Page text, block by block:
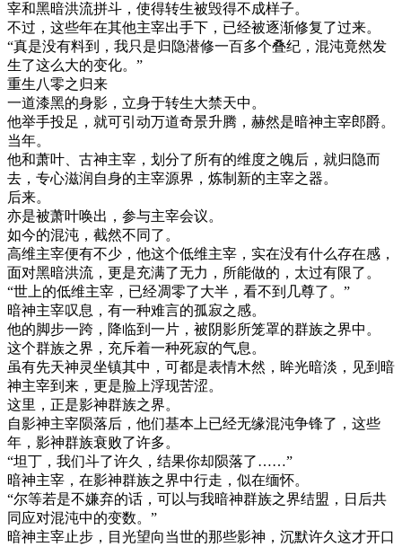
宰和黑暗洪流拼斗，使得转生被毁得不成样子。
不过，这些年在其他主宰出手下，已经被逐渐修复了过来。
“真是没有料到，我只是归隐潜修一百多个叠纪，混沌竟然发
生了这么大的变化。”
重生八零之归来
一道漆黑的身影，立身于转生大禁天中。
他举手投足，就可引动万道奇景升腾，赫然是暗神主宰郎爵。
当年。
他和萧叶、古神主宰，划分了所有的维度之魄后，就归隐而
去，专心滋润自身的主宰源界，炼制新的主宰之器。
后来。
亦是被萧叶唤出，参与主宰会议。
如今的混沌，截然不同了。
高维主宰便有不少，他这个低维主宰，实在没有什么存在感，
面对黑暗洪流，更是充满了无力，所能做的，太过有限了。
“世上的低维主宰，已经凋零了大半，看不到几尊了。”
暗神主宰叹息，有一种难言的孤寂之感。
他的脚步一跨，降临到一片，被阴影所笼罩的群族之界中。
这个群族之界，充斥着一种死寂的气息。
虽有先天神灵坐镇其中，可都是表情木然，眸光暗淡，见到暗
神主宰到来，更是脸上浮现苦涩。
这里，正是影神群族之界。
自影神主宰陨落后，他们基本上已经无缘混沌争锋了，这些
年，影神群族衰败了许多。
“坦丁，我们斗了许久，结果你却陨落了……”
暗神主宰，在影神群族之界中行走，似在缅怀。
“尔等若是不嫌弃的话，可以与我暗神群族之界结盟，日后共
同应对混沌中的变数。”
暗神主宰止步，目光望向当世的那些影神，沉默许久这才开口